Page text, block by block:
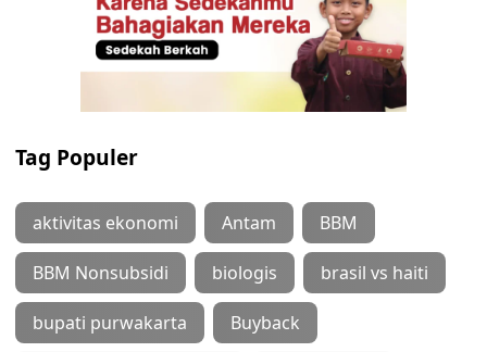
Tag Populer
aktivitas ekonomi Antam BBM
BBM Nonsubsidi biologis brasil vs haiti
bupati purwakarta Buyback